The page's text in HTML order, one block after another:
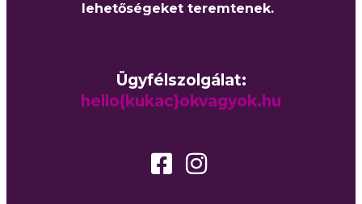
lehetőségeket teremtenek.
Ügyfélszolgálat:
hello{kukac}okvagyok.hu